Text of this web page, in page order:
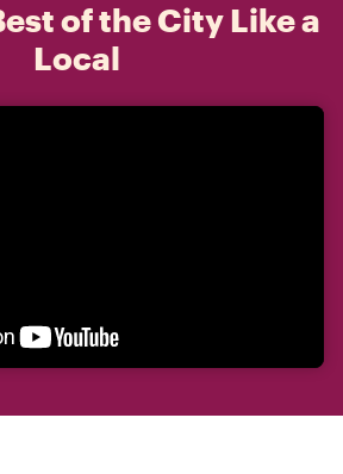
of the City Like a
Local